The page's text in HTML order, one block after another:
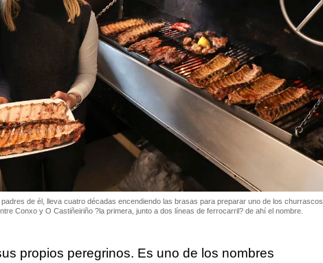
de él, lleva cuatro décadas encendiendo las brasas para preparar uno de los churrascos
Conxo y O Castiñeiriño ?la primera, junto a dos líneas de ferrocarril? de ahí el nombre.
propios peregrinos. Es uno de los nombres